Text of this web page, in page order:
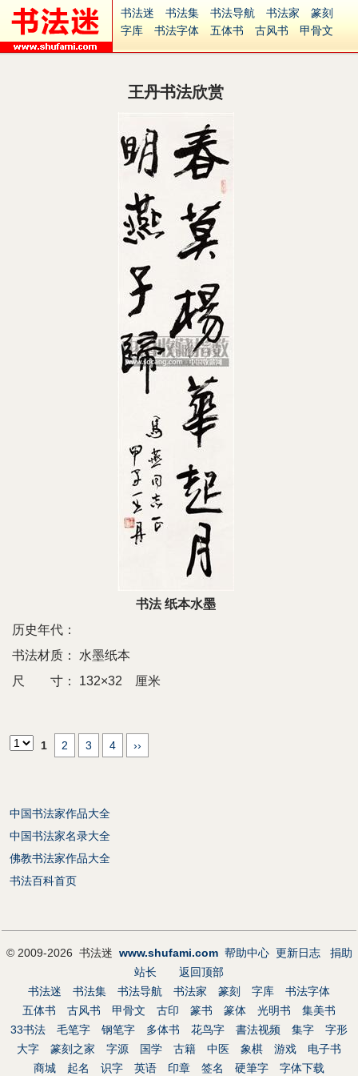
书法迷 书法集 书法导航 书法家
篆刻
字库
书法字体 五体书 古风书
甲骨文
集字
字形 大字
古籍
中医 象棋 游戏
英语
字体下载
免费字体
Ai矢量
P图宝 南无阿弥陀佛
安全网站
捐赠 繁體版
王丹书法欣赏
书法 纸本水墨
历史年代：
书法材质：
水墨纸本
尺 寸：
132×32 厘米
1 2 3 4 ››
中国书法家作品大全
中国书法家名录大全
佛教书法家作品大全
书法百科首页
© 2009-2026 书法迷 www.shufami.com 帮助中心 更新日志
捐助
站长
返回顶部
书法迷
书法集 书法导航 书法家 篆刻 字库
书法字体
五体书
古风书 甲骨文 古印 篆书 篆体 光明书
集美书
33书法
毛笔字 钢笔字 多体书 花鸟字 書法视频 集字
字形
大字
篆刻之家 字源 国学 古籍 中医 象棋 游戏
电子书
商城
起名 识字 英语 印章 签名 硬筆字 字体下载